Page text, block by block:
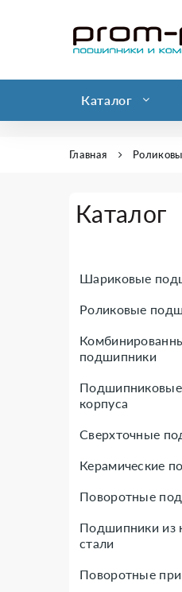
Каталог
Главная
Каталог
Шариковые
Роликовые
подшипники
корпуса
Сверхточные
Керамические
Поворотные
Подшипники из
стали
Поворотные